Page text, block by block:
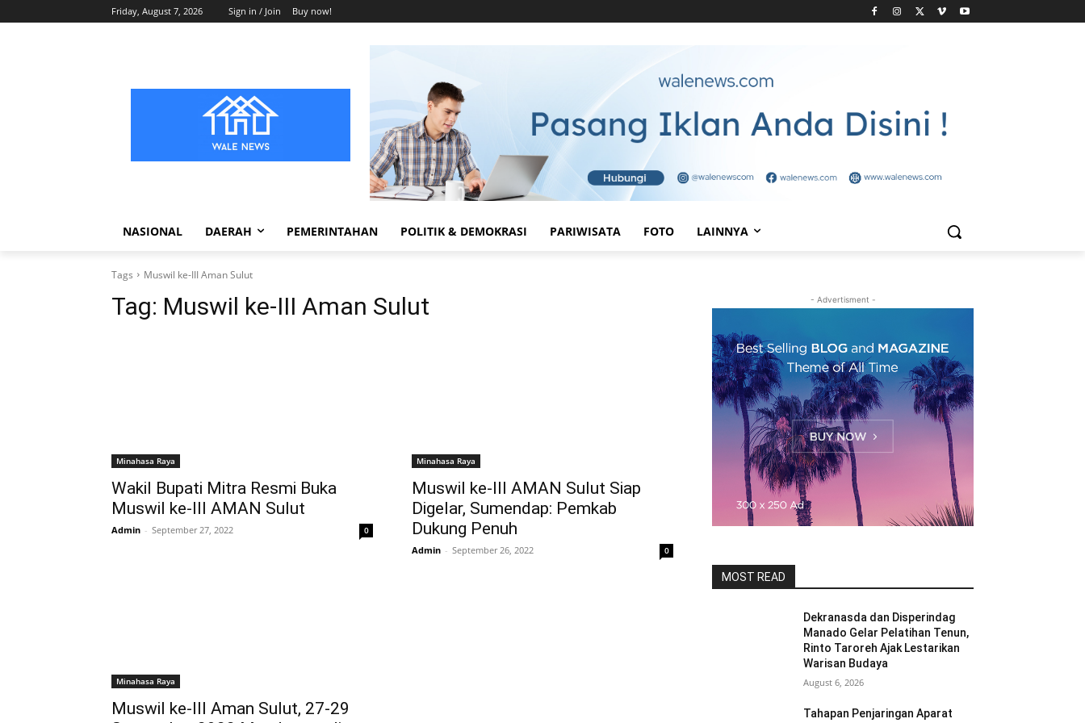
Friday, August 7, 2026 Sign in / Join Buy now!
NASIONAL DAERAH PEMERINTAHAN POLITIK & DEMOKRASI PARIWISATA FOTO LAINNYA
Tags Muswil ke-III Aman Sulut
Tag: Muswil ke-III Aman Sulut
Minahasa Raya
Wakil Bupati Mitra Resmi Buka
Muswil ke-III AMAN Sulut
Admin - September 27, 2022 0
Minahasa Raya
Muswil ke-III AMAN Sulut Siap
Digelar, Sumendap: Pemkab
Dukung Penuh
Admin - September 26, 2022 0
Minahasa Raya
Muswil ke-III Aman Sulut, 27-29
- Advertisment -
MOST READ
Dekranasda dan Disperindag
Manado Gelar Pelatihan Tenun,
Rinto Taroreh Ajak Lestarikan
Warisan Budaya
August 6, 2026
Tahapan Penjaringan Aparat